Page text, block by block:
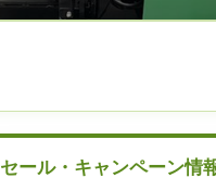
セール・キャンペーン情